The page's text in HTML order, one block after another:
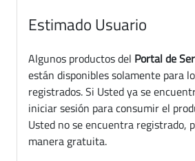
Estimado Usuario
Algunos productos del Portal de
están disponibles solamente para
registrados. Si Usted ya se
iniciar sesión para consumir el
Usted no se encuentra registrado,
manera gratuita.